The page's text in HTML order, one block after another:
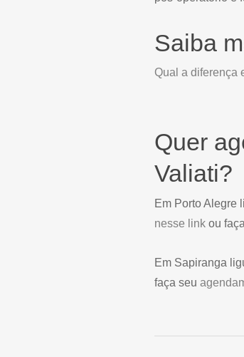
Saiba
Qual a diferença
Quer
Valiati?
Em Porto Alegre
nesse link ou
Em Sapiranga
faça seu